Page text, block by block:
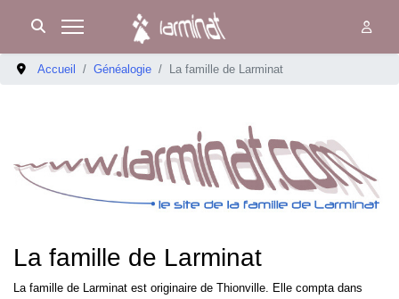
Accueil Généalogie La famille de Larminat
La famille de Larminat
La famille de Larminat est originaire de Thionville. Elle compta dans